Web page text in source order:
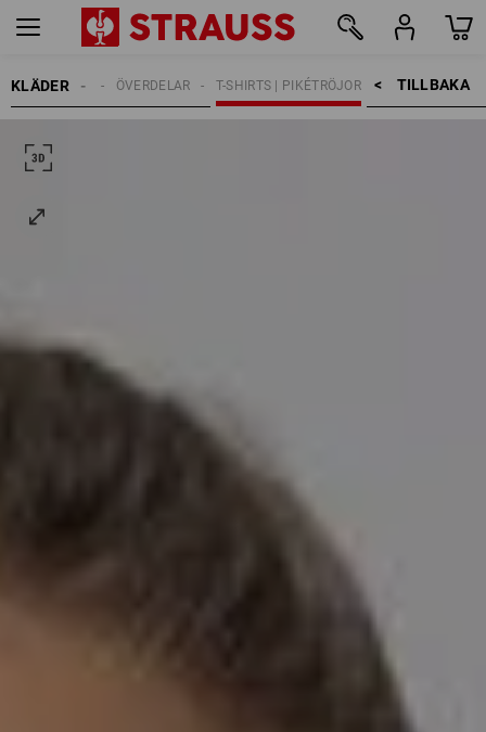
KLÄDER TILLBAKA    >
T-SHIRTS | PIKÉTRÖJOR
ÖVERDELAR
BARN